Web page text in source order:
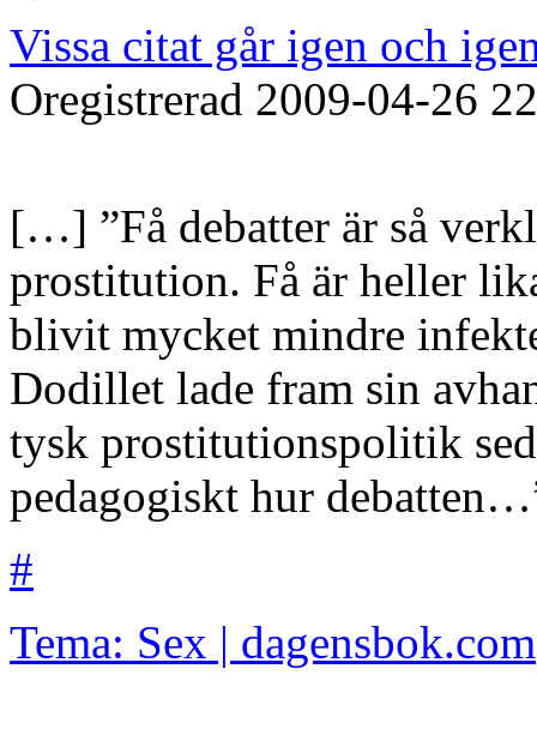
Vissa citat går igen och
Oregistrerad 2009-04-26
[…] ”Få debatter är så
prostitution. Få är heller
blivit mycket mindre
Dodillet lade fram sin
tysk prostitutionspolitik
pedagogiskt hur
#
Tema: Sex | dagensbok.com